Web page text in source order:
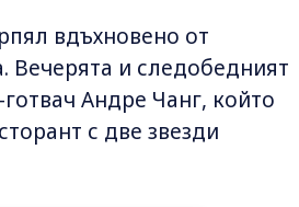
вдъхновено от
Вечерята и следобедният
Андре Чанг, който
с две звезди